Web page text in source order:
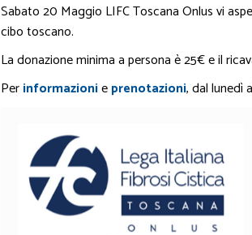
Sabato 20 Maggio LIFC Toscana Onlus vi
cibo toscano.
La donazione minima a persona è 25€ e il
Perinformazionieprenotazioni, dal lunedì